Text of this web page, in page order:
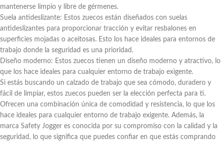
mantenerse limpio y libre de gérmenes.
Suela antideslizante: Estos zuecos están diseñados con suelas
antideslizantes para proporcionar tracción y evitar resbalones en
superficies mojadas o aceitosas. Esto los hace ideales para entornos de
trabajo donde la seguridad es una prioridad.
Diseño moderno: Estos zuecos tienen un diseño moderno y atractivo, lo
que los hace ideales para cualquier entorno de trabajo exigente.
Si estás buscando un calzado de trabajo que sea cómodo, duradero y
fácil de limpiar, estos zuecos pueden ser la elección perfecta para ti.
Ofrecen una combinación única de comodidad y resistencia, lo que los
hace ideales para cualquier entorno de trabajo exigente. Además, la
marca Safety Jogger es conocida por su compromiso con la calidad y la
seguridad, lo que significa que puedes confiar en que estás comprando